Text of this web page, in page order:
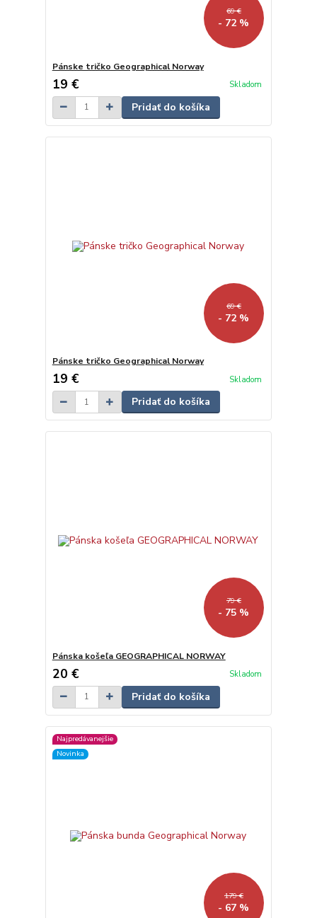
69 €
- 72 %
Pánske tričko Geographical Norway
19 € Skladom
Pridať do košíka
69 €
- 72 %
Pánske tričko Geographical Norway
19 € Skladom
Pridať do košíka
79 €
- 75 %
Pánska košeľa GEOGRAPHICAL NORWAY
20 € Skladom
Pridať do košíka
Najpredávanejšie
Novinka
179 €
- 67 %